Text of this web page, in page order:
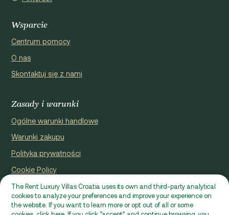
10% Rabaty w okresie 05.09. - 18.10.2026.
Wsparcie
Centrum pomocy
O nas
Skontaktuj się z nami
Zasady i warunki
Ogólne warunki handlowe
Warunki zakupu
Polityka prywatności
Cookie Policy
Zarejestrowana przez niego strona internetowa Domus
properties d.o.o., Ćaleta-Cari 53a, HR - 22000, Croatia | VAT ID:
The Rent Luxury Villas Croatia uses its own and third-party analytical
cookies to analyze your preferences and improve your experience on
the website. If you want to learn more or opt out of all or some